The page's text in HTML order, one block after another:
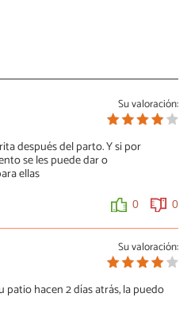
Su valoración:
después del parto. Y si por
se les puede dar o
ellas
0 0
Su valoración:
patio hacen 2 días atrás, la puedo